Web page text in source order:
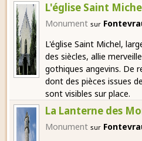
L'église Saint
Monument sur
L'église Saint Michel,
des siècles, allie
gothiques angevins. De
dont des pièces issues
sont visibles sur place.
La Lanterne des
Monument sur